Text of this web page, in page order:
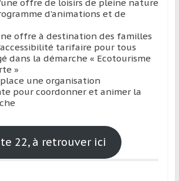
offre de loisirs de pleine nature
d’animations et de
offre à destination des familles
tarifaire pour tous
dans la démarche « Ecotourisme
»
une organisation
pour coordonner et animer la
22, à retrouver ici